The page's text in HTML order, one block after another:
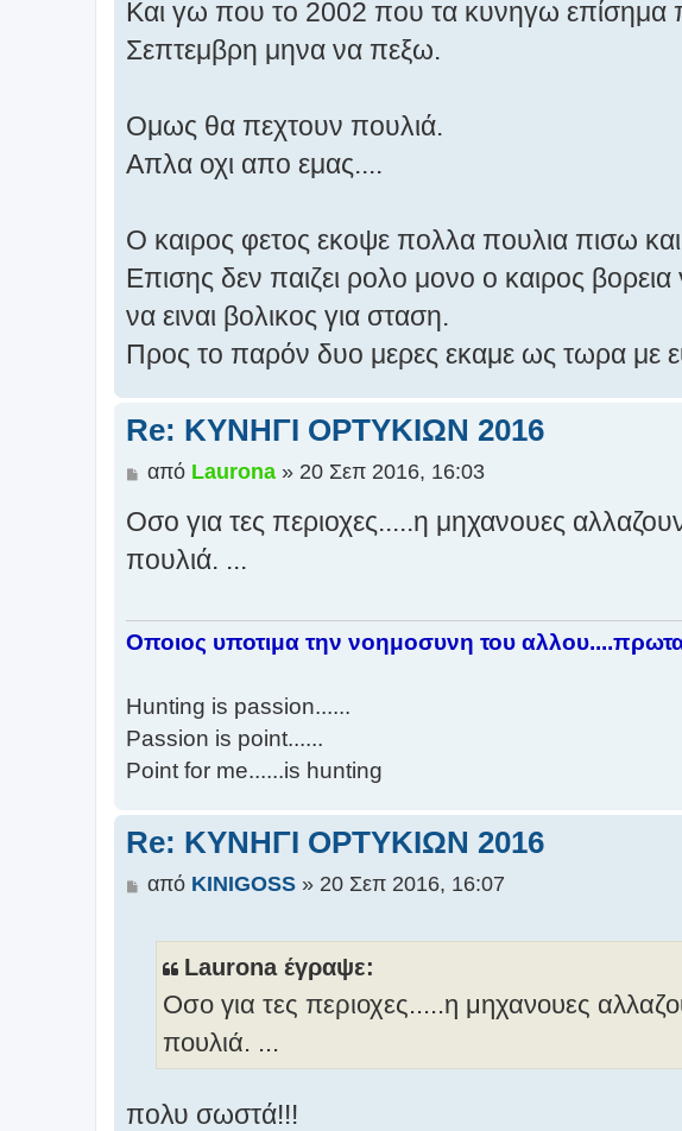
μ
ο
σ
υ
σ
Και γω που το 2002 που τα κυνηγω επίσημα
Σεπτεμβρη μηνα να πεξω.
Ομως θα πεχτουν πουλιά.
Απλα οχι απο εμας....
Ο καιρος φετος εκοψε πολλα πουλια πισω
Επισης δεν παιζει ρολο μονο ο καιρος
να ειναι βολικος για σταση.
Προς το παρόν δυο μερες εκαμε ως τωρα με
Re: ΚΥΝΗΓΙ ΟΡΤΥΚΙΩΝ 2016
Δ
μ
σ
ε
υ
η
από Laurona» 20 Σεπ 2016, 16:03
Οσο για τες περιοχες.....η μηχανουες
πουλιά. ...
Οποιος υποτιμα την νοημοσυνη του αλλου....πρωτα
Hunting is passion......
Passion is point......
Point for me......is hunting
Re: ΚΥΝΗΓΙ ΟΡΤΥΚΙΩΝ 2016
Δ
η
από KINIGOSS» 20 Σεπ 2016, 16:07
Laurona έγραψε:
Οσο για τες περιοχες.....η μηχανουες
πουλιά. ...
πολυ σωστά!!!